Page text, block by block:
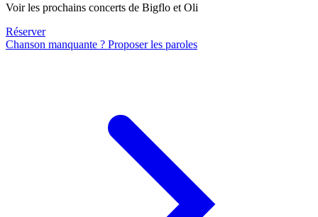
Voir les prochains concerts de Bigflo et Oli
Réserver
Chanson manquante ? Proposer les paroles